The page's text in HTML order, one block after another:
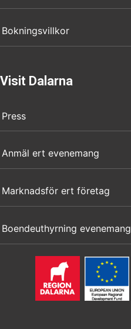
Bokningsvillkor
Visit Dalarna
Press
Anmäl ert evenemang
Marknadsför ert företag
Boendeuthyrning evenemang